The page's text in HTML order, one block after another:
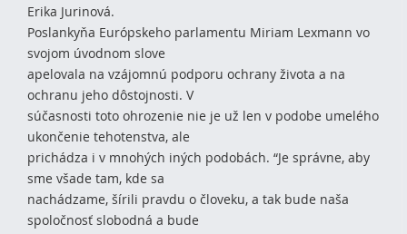
Erika Jurinová.
Poslankyňa Európskeho parlamentu Miriam Lexmann vo
svojom úvodnom slove
apelovala na vzájomnú podporu ochrany života a na
ochranu jeho dôstojnosti. V
súčasnosti toto ohrozenie nie je už len v podobe umelého
ukončenie tehotenstva, ale
prichádza i v mnohých iných podobách. “Je správne, aby
sme všade tam, kde sa
nachádzame, šírili pravdu o človeku, a tak bude naša
spoločnosť slobodná a bude